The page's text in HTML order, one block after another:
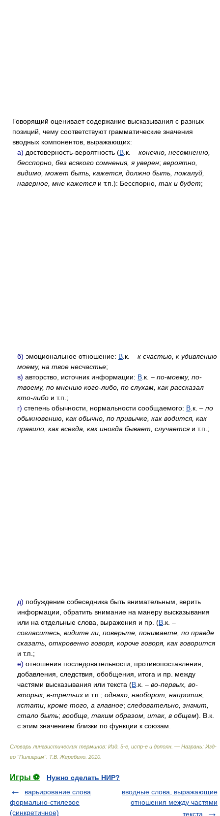
Говорящий оценивает содержание высказывания с разных
позиций, чему соответствуют грамматические значения
вводных компонентов, выражающих:
а) достоверность-вероятность (В .к. – конечно, несомненно,
бесспорно, без всякого сомнения, я уверен; вероятно,
видимо, может быть, кажется, должно быть, пожалуй,
наверное, мне кажетсяи т.п.): Бесспорно, так и будет;
б) эмоциональное отношение: В .к. – к счастью, к удивлению
моему, на твое несчастье;
в) авторство, источник информации: В .к. – по-моему, по-
твоему, по мнению кого-либо, по слухам, как рассказал
кто-либо и т.п.;
г) степень обычности, нормальности сообщаемого: В .к. – по
обыкновению, как обычно, по привычке, как водится, как
правило, как всегда, как иногда бывает, случаетсяи т.п.;
д) побуждение собеседника быть внимательным, верить
информации, обратить внимание на манеру высказывания
или на отдельные слова, выражения и пр. (В .к. –
согласитесь, видите ли, поверьте, понимаете, по правде
сказать, откровенно говоря, короче говоря, как говорится
и т.п.;
е) отношения последовательности, противопоставления,
добавления, следствия, обобщения, итога и пр. между
частями высказывания или текста (В .к. – во-первых, во-
вторых, в-третьих и т.п.; однако, наоборот, напротив;
кстати, кроме того, а главное; следовательно, значит,
стало быть; вообще, таким образом, итак, в общем). В.к.
с этим значением близки по функции к союзам.
Словарь лингвистических терминов: Изд. 5-е, испр-е и дополн. — Назрань: Изд-
во "Пилигрим". Т.В. Жеребило 2010
Игры ⚽
Нужно сделать НИР?
варьирование слова
формально-стилевое
(синкретичное)
вводные слова, выражающие
отношения между частями
текста